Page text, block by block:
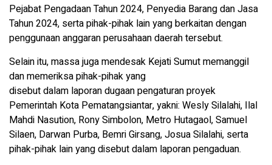
Pejabat Pengadaan Tahun 2024, Penyedia Barang dan Jasa
Tahun 2024, serta pihak-pihak lain yang berkaitan dengan
penggunaan anggaran perusahaan daerah tersebut.
Selain itu, massa juga mendesak Kejati Sumut memanggil
dan memeriksa pihak-pihak yang
disebut dalam laporan dugaan pengaturan proyek
Pemerintah Kota Pematangsiantar, yakni: Wesly Silalahi, Ilal
Mahdi Nasution, Rony Simbolon, Metro Hutagaol, Samuel
Silaen, Darwan Purba, Bemri Girsang, Josua Silalahi, serta
pihak-pihak lain yang disebut dalam laporan pengaduan.